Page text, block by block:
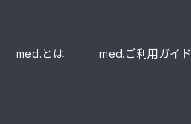
med.とは med.ご利用ガイド